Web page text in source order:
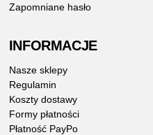
Zapomniane hasło
INFORMACJE
Nasze sklepy
Regulamin
Koszty dostawy
Formy płatności
Płatność PayPo